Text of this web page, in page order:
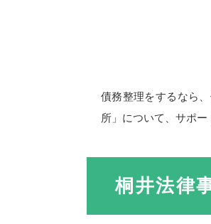
債務整理をするなら
所」について、サポ
桐井法律